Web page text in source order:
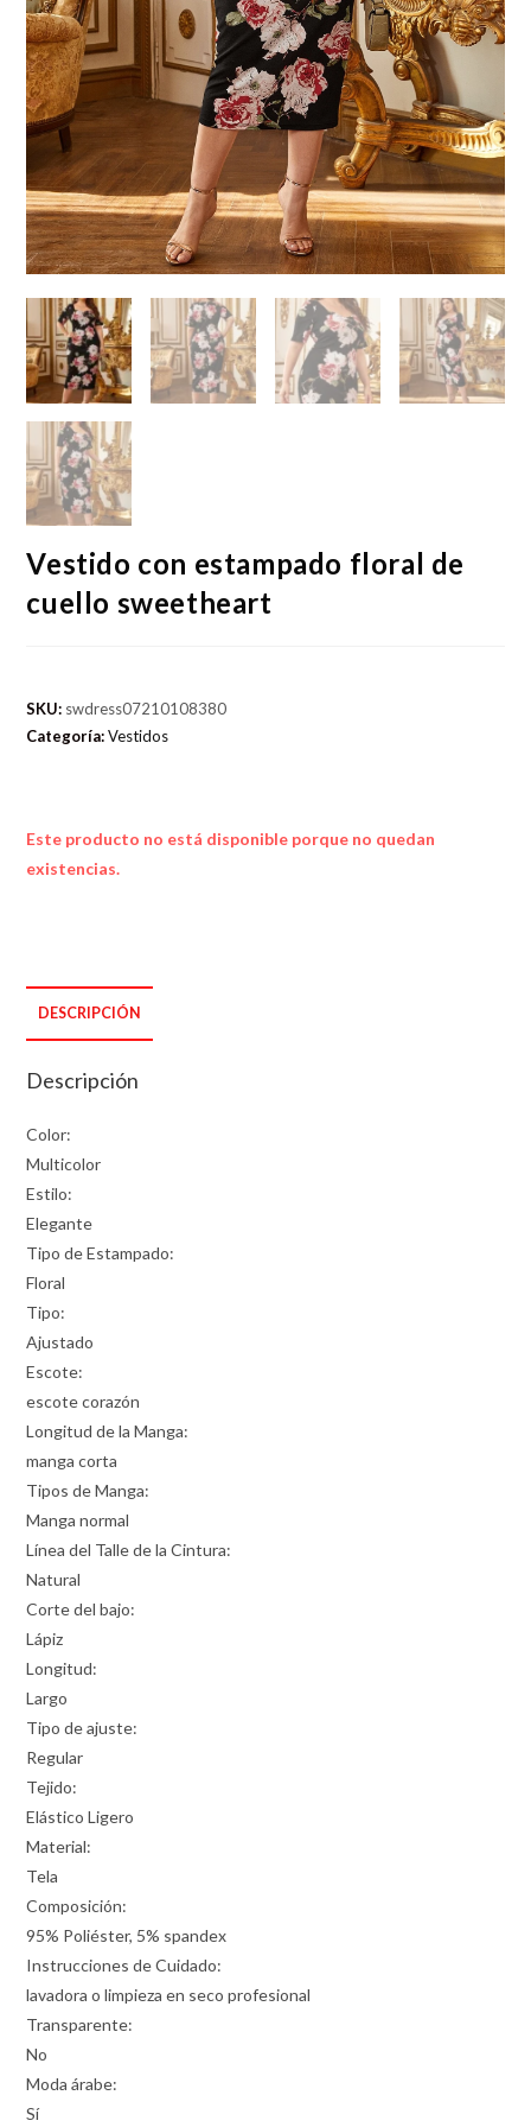
Vestido con estampado floral de
cuello sweetheart
SKU: swdress07210108380
Categoría:Vestidos
Este producto no está disponible porque no quedan
existencias.
DESCRIPCIÓN
Descripción
Color:
Multicolor
Estilo:
Elegante
Tipo de Estampado:
Floral
Tipo:
Ajustado
Escote:
escote corazón
Longitud de la Manga:
manga corta
Tipos de Manga:
Manga normal
Línea del Talle de la Cintura:
Natural
Corte del bajo:
Lápiz
Longitud:
Largo
Tipo de ajuste:
Regular
Tejido:
Elástico Ligero
Material:
Tela
Composición:
95% Poliéster, 5% spandex
Instrucciones de Cuidado:
lavadora o limpieza en seco profesional
Transparente:
No
Moda árabe:
Sí